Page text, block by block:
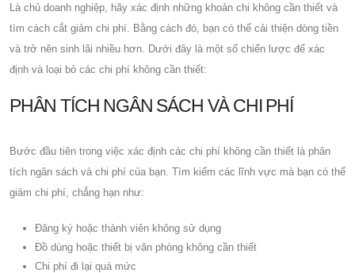
Là chủ doanh nghiệp, hãy xác định những khoản chi không cần thiết và
tìm cách cắt giảm chi phí. Bằng cách đó, bạn có thể cải thiện dòng tiền
và trở nên sinh lãi nhiều hơn. Dưới đây là một số chiến lược để xác
định và loại bỏ các chi phí không cần thiết:
PHÂN TÍCH NGÂN SÁCH VÀ CHI PHÍ
Bước đầu tiên trong việc xác định các chi phí không cần thiết là phân
tích ngân sách và chi phí của bạn. Tìm kiếm các lĩnh vực mà bạn có thể
giảm chi phí, chẳng hạn như:
Đăng ký hoặc thành viên không sử dụng
Đồ dùng hoặc thiết bị văn phòng không cần thiết
Chi phí đi lại quá mức